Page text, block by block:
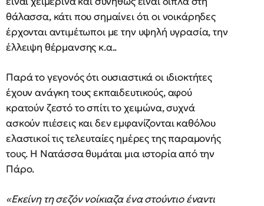
θάλασσα, κάτι που σημαίνει ότι οι νοικάρηδες
έρχονται αντιμέτωποι με την υψηλή υγρασία, την
έλλειψη θέρμανσης κ.α..
Παρά το γεγονός ότι ουσιαστικά οι ιδιοκτήτες
έχουν ανάγκη τους εκπαιδευτικούς, αφού
κρατούν ζεστό το σπίτι το χειμώνα, συχνά
ασκούν πιέσεις και δεν εμφανίζονται καθόλου
ελαστικοί τις τελευταίες ημέρες της παραμονής
τους. Η Νατάσσα θυμάται μια ιστορία από την
Πάρο.
«Εκείνη τη σεζόν νοίκιαζα ένα στούντιο έναντι